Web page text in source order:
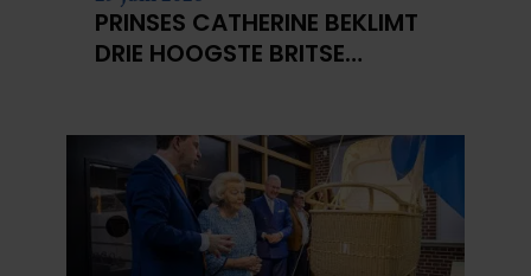
PRINSES CATHERINE BEKLIMT
DRIE HOOGSTE BRITSE